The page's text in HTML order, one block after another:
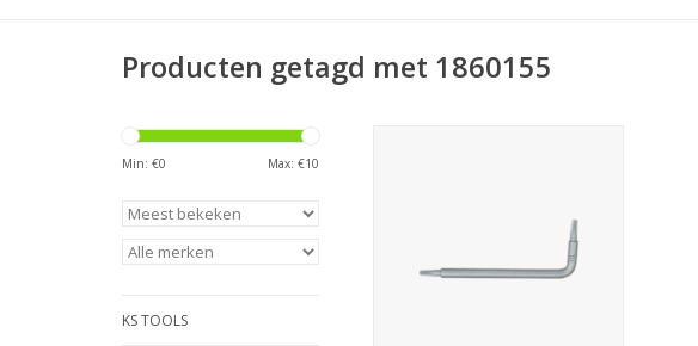
Producten getagd met 1860155
Min: €0 Max: €10
KS TOOLS